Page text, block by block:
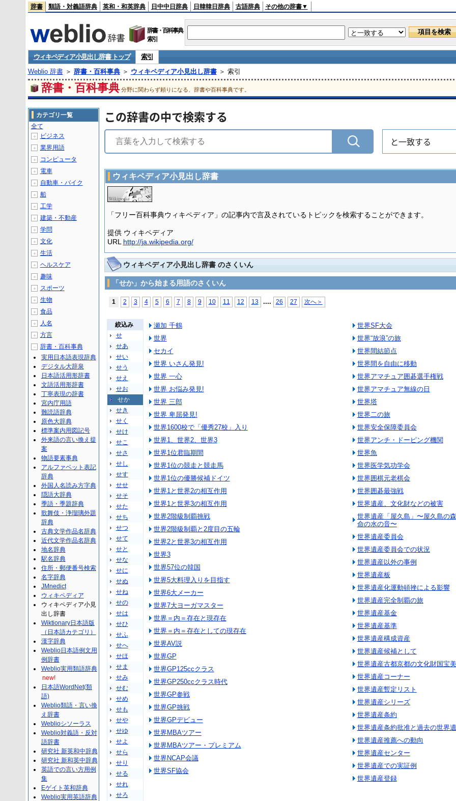
辞書 類語・対義語辞典 英和・和英辞典 日中中日辞典 日韓韓日辞典 古語辞典 その他の辞書▼
辞書・百科事典
索引
ウィキペディア小見出し辞書 トップ
索引
Weblio 辞書＞ 辞書・百科事典＞ ウィキペディア小見出し辞書＞ 索引
辞書・百科事典 分野に関わらず頼りになる、辞書や百科事典です。
この辞書の中で検索する
と一致する
ウィキペディア小見出し辞書
「フリー百科事典ウィキペディア」の記事内で言及されているトピックを検索することができます。
提供 ウィキペディア
URL http://ja.wikipedia.org/
ウィキペディア小見出し辞書 のさくいん
「せか」から始まる用語のさくいん
1 2 3 4 5 6 7 8 9 10 11 12 13 .... 26 27 次へ＞
絞込み
せ
せあ
せい
せう
せえ
せお
せか
せき
せく
せけ
せこ
せさ
せし
せす
せせ
せそ
せた
せち
せつ
せて
せと
せな
せに
せぬ
せね
せの
せは
せひ
せふ
せへ
せほ
せま
せみ
せむ
せめ
せも
せや
せゆ
せよ
せら
せり
せる
せれ
せろ
瀬加 千鶴
世界
セカイ
世界 いさん発見!
世界 一心
世界 お悩み発見!
世界 三郎
世界 卑屈発見!
世界1600校で「優秀27校」入り
世界1、世界2、世界3
世界1位君臨期間
世界1位の競走と競走馬
世界1位の優勝候補ドイツ
世界1と世界2の相互作用
世界1と世界3の相互作用
世界2階級制覇挑戦
世界2階級制覇と2度目の五輪
世界2と世界3の相互作用
世界3
世界57位の韓国
世界5大料理入りを目指す
世界6大メーカー
世界7大ヨーガマスター
世界＝内＝存在と現存在
世界＝内＝存在としての現存在
世界AV説
世界GP
世界GP125ccクラス
世界GP250ccクラス時代
世界GP参戦
世界GP挑戦
世界GPデビュー
世界MBAツアー
世界MBAツアー・プレミアム
世界NCAP会議
世界SF協会
世界SF大会
世界“放浪”の旅
世界間結節点
世界間を自由に移動
世界アマチュア囲碁選手権戦
世界アマチュア無線の日
世界塔
世界二の旅
世界安全保障委員会
世界アンチ・ドーピング機関
世界魚
世界医学気功学会
世界囲棋元老棋会
世界囲碁最強戦
世界遺産、文化財などの被害
世界遺産「屋久島」〜屋久島の
命の水の音〜
世界遺産委員会
世界遺産委員会での状況
世界遺産以外の事例
世界遺産板
世界遺産化運動頓挫による影響
世界遺産完全制覇の旅
世界遺産基金
世界遺産基準
世界遺産構成資産
世界遺産候補として
世界遺産古都京都の文化財国宝
世界遺産コーナー
世界遺産暫定リスト
世界遺産シリーズ
世界遺産条約
世界遺産条約批准と過去の世界
世界遺産推薦への動向
世界遺産センター
世界遺産での実証例
世界遺産登録
カテゴリ一覧
全て
＋ ビジネス
＋ 業界用語
＋ コンピュータ
＋ 電車
＋ 自動車・バイク
＋ 船
＋ 工学
＋ 建築・不動産
＋ 学問
＋ 文化
＋ 生活
＋ ヘルスケア
＋ 趣味
＋ スポーツ
＋ 生物
＋ 食品
＋ 人名
＋ 方言
－
辞書・百科事典
実用日本語表現辞典
デジタル大辞泉
日本語活用形辞書
文語活用形辞書
丁寧表現の辞書
宮内庁用語
難読語辞典
原色大辞典
標準案内用図記号
外来語の言い換え提
案
物語要素事典
アルファベット表記
辞典
外国人名読み方字典
隠語大辞典
季語・季題辞典
歌舞伎・浄瑠璃外題
辞典
古典文学作品名辞典
近代文学作品名辞典
地名辞典
駅名辞典
住所・郵便番号検索
名字辞典
JMnedict
ウィキペディア
ウィキペディア小見
出し辞書
Wiktionary日本語版
（日本語カテゴリ）
漢字辞典
Weblio日本語例文用
例辞書
Weblio実用類語辞典
new!
日本語WordNet(類
語)
Weblio類語・言い換
え辞書
Weblioシソーラス
Weblio対義語・反対
語辞書
研究社 新英和中辞典
研究社 新和英中辞典
英語での言い方用例
集
Eゲイト英和辞典
Weblio実用英語辞典